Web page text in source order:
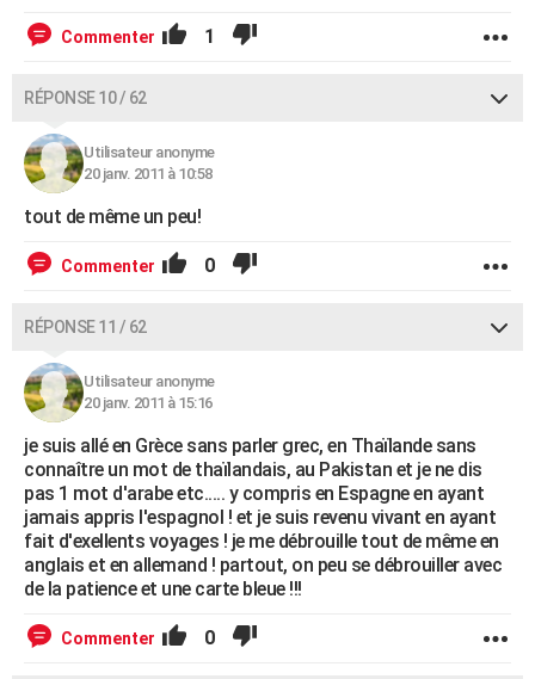
Commenter 1
RÉPONSE 10 / 62
Utilisateur anonyme
20 janv. 2011 à 10:58
tout de même un peu!
Commenter 0
RÉPONSE 11 / 62
Utilisateur anonyme
20 janv. 2011 à 15:16
je suis allé en Grèce sans parler grec, en Thaïlande sans
connaître un mot de thaïlandais, au Pakistan et je ne dis
pas 1 mot d'arabe etc..... y compris en Espagne en ayant
jamais appris l'espagnol ! et je suis revenu vivant en ayant
fait d'exellents voyages ! je me débrouille tout de même en
anglais et en allemand ! partout, on peu se débrouiller avec
de la patience et une carte bleue !!!
Commenter 0